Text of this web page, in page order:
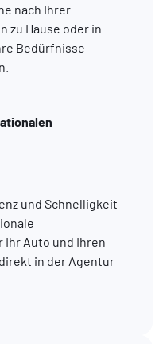
de visualiser du contenu
nach Ihrer
zu Hause oder in
Bedürfnisse
und Schnelligkeit
Auto und Ihren
in der Agentur